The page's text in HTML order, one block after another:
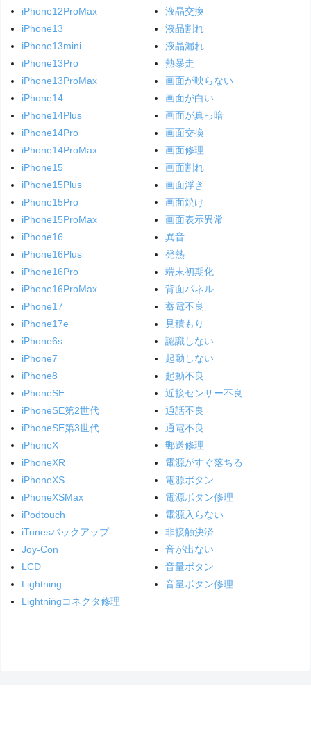
iPhone12ProMax
iPhone13
iPhone13mini
iPhone13Pro
iPhone13ProMax
iPhone14
iPhone14Plus
iPhone14Pro
iPhone14ProMax
iPhone15
iPhone15Plus
iPhone15Pro
iPhone15ProMax
iPhone16
iPhone16Plus
iPhone16Pro
iPhone16ProMax
iPhone17
iPhone17e
iPhone6s
iPhone7
iPhone8
iPhoneSE
iPhoneSE第2世代
iPhoneSE第3世代
iPhoneX
iPhoneXR
iPhoneXS
iPhoneXSMax
iPodtouch
iTunesバックアップ
Joy-Con
LCD
Lightning
Lightningコネクタ修理
液晶交換
液晶割れ
液晶漏れ
熱暴走
画面が映らない
画面が白い
画面が真っ暗
画面交換
画面修理
画面割れ
画面浮き
画面焼け
画面表示異常
異音
発熱
端末初期化
背面パネル
蓄電不良
見積もり
認識しない
起動しない
起動不良
近接センサー不良
通話不良
通電不良
郵送修理
電源がすぐ落ちる
電源ボタン
電源ボタン修理
電源入らない
非接触決済
音が出ない
音量ボタン
音量ボタン修理